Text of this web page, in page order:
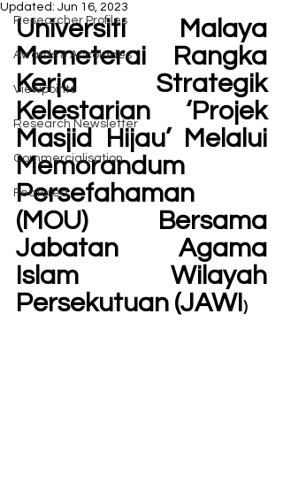
Researcher Profiles
Awards & Accolades
Viewpoints
Research Newsletter
Commercialisation
Featured
Updated: Jun 16, 2023
Universiti Malaya
Memeterai Rangka
Kerja Strategik
Kelestarian ‘Projek
Masjid Hijau’ Melalui
Memorandum
Persefahaman
(MOU) Bersama
Jabatan Agama
Islam Wilayah
Persekutuan (JAWI )